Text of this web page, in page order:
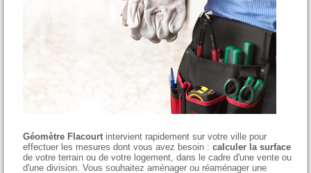
Géomètre Flacourt intervient rapidement sur votre ville pour
effectuer les mesures dont vous avez besoin :calculer la surface
de votre terrain ou de votre logement, dans le cadre d'une vente ou
d'une division. Vous souhaitez aménager ou réaménager une